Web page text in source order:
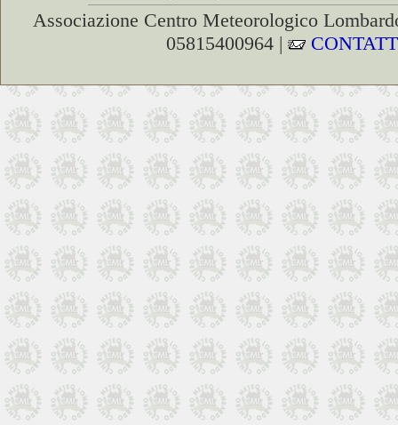
Associazione Centro Meteorologico
05815400964 |